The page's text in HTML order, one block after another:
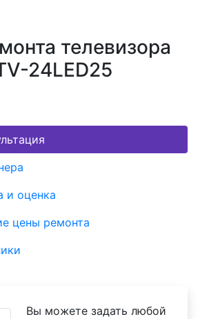
телевизора
24LED25
и оценка
цены ремонта
Вы можете задать любой